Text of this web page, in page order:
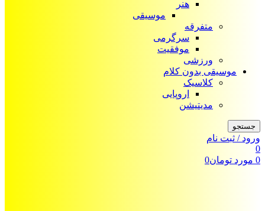
هنر
موسیقی
متفرقه
سرگرمی
موفقیت
ورزشی
موسیقی بدون کلام
کلاسیک
اروپایی
مدیتیشن
جستجو
ورود / ثبت نام
0
0 مورد تومان0